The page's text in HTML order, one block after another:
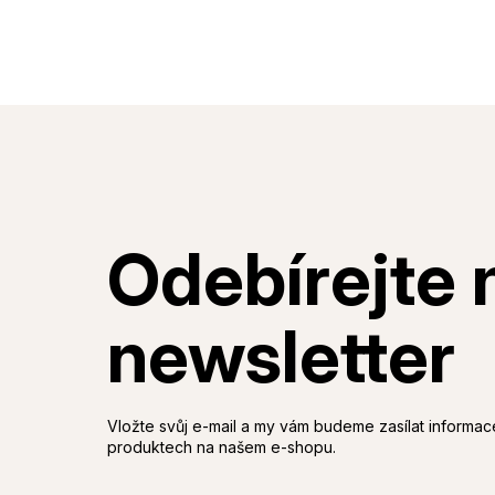
Vložte svůj e-mail a my vám budeme zasílat
produktech na našem e-shopu.